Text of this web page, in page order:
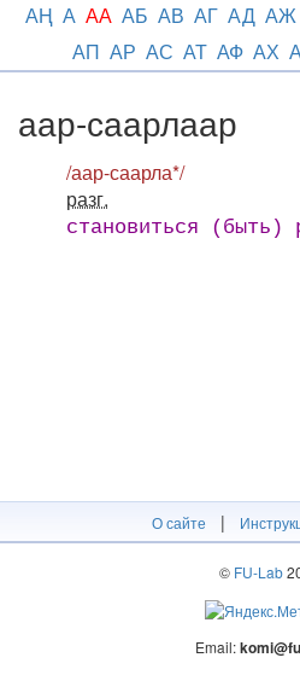
АҢ А АА АБ АВ АГ АД АЖ
АП АР АС АТ АФ АХ
аар-саарлаар
/аар-саарла*/
разг.
становиться (быть)
О сайте |
© FU-Lab
Email: